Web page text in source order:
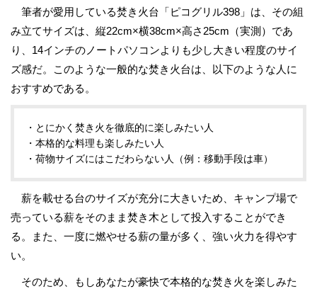
筆者が愛用している焚き火台「ピコグリル398」は、その組
み立てサイズは、縦22cm×横38cm×高さ25cm（実測）であ
り、14インチのノートパソコンよりも少し大きい程度のサイ
ズ感だ。このような一般的な焚き火台は、以下のような人に
おすすめである。
・とにかく焚き火を徹底的に楽しみたい人
・本格的な料理も楽しみたい人
・荷物サイズにはこだわらない人（例：移動手段は車）
薪を載せる台のサイズが充分に大きいため、キャンプ場で
売っている薪をそのまま焚き木として投入することができ
る。また、一度に燃やせる薪の量が多く、強い火力を得やす
い。
そのため、もしあなたが豪快で本格的な焚き火を楽しみた